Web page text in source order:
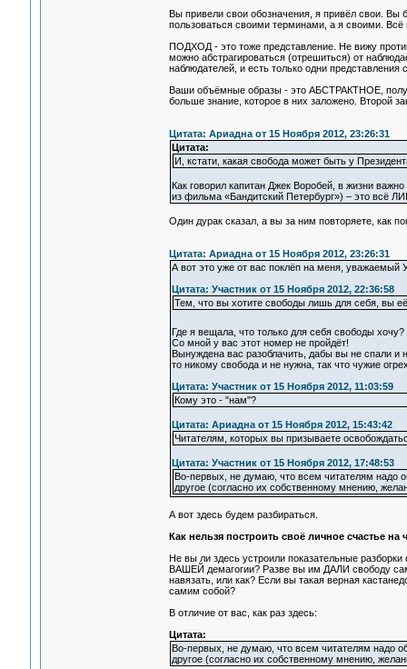
Вы привели свои обозначения, я привёл свои.
пользоваться своими терминами, а я своими. Всё
ПОДХОД - это тоже представление. Не вижу
можно абстрагироваться (отрешиться) от
наблюдателей, и есть только одни представления
Ваши объёмные образы - это АБСТРАКТНОЕ,
больше знание, которое в них заложено. Второй
Цитата: Ариадна от 15 Ноября 2012, 23:26:31
Цитата:
И, кстати, какая свобода может быть у
Как говорил капитан Джек Воробей, в жизни
из фильма «Бандитский Петербург») – это всё
Один дурак сказал, а вы за ним повторяете, как
Цитата: Ариадна от 15 Ноября 2012, 23:26:31
А вот это уже от вас поклёп на меня, уважаемый
Цитата: Участник от 15 Ноября 2012, 22:36:58
Тем, что вы хотите свободы лишь для себя, вы её
Где я вещала, что только для себя свободы хочу?
Со мной у вас этот номер не пройдёт!
Вынуждена вас разоблачить, дабы вы не спали
то никому свобода и не нужна, так что чужие
Цитата: Участник от 15 Ноября 2012, 11:03:59
Кому это - "нам"?
Цитата: Ариадна от 15 Ноября 2012, 15:43:42
Читателям, которых вы призываете
Цитата: Участник от 15 Ноября 2012, 17:48:53
Во-первых, не думаю, что всем читателям надо
другое (согласно их собственному мнению,
А вот здесь будем разбираться.
Как нельзя построить своё личное счастье на
Не вы ли здесь устроили показательные
ВАШЕЙ демагогии? Разве вы им ДАЛИ свободу
навязать, или как? Если вы такая верная
самим собой?
В отличие от вас, как раз здесь:
Цитата:
Во-первых, не думаю, что всем читателям надо
другое (согласно их собственному мнению,